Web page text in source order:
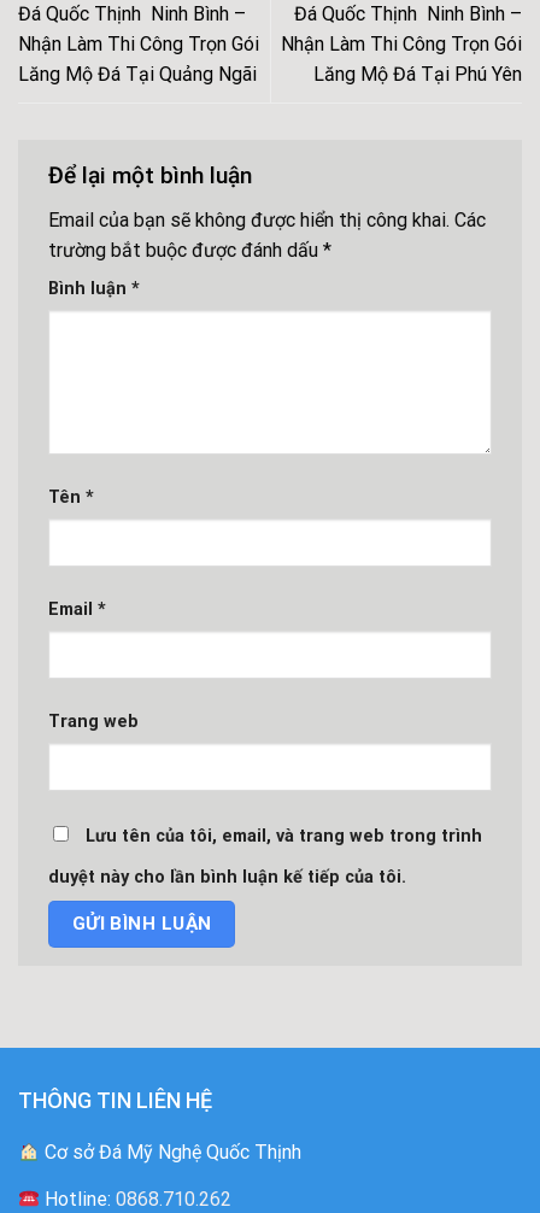
Đá Quốc Thịnh Ninh Bình –
Nhận Làm Thi Công Trọn Gói
Lăng Mộ Đá Tại Quảng Ngãi
Đá Quốc Thịnh Ninh Bình –
Nhận Làm Thi Công Trọn Gói
Lăng Mộ Đá Tại Phú Yên
Để lại một bình luận
Email của bạn sẽ không được hiển thị công khai. Các
trường bắt buộc được đánh dấu *
Bình luận *
Tên *
Email *
Trang web
Lưu tên của tôi, email, và trang web trong trình
duyệt này cho lần bình luận kế tiếp của tôi.
THÔNG TIN LIÊN HỆ
Cơ sở Đá Mỹ Nghệ Quốc Thịnh
Hotline:0868.710.262